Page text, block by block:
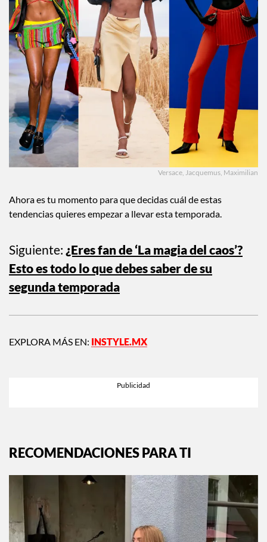
Versace, Jacquemus, Maximilian
Ahora es tu momento para que decidas cuál de estas
tendencias quieres empezar a llevar esta temporada.
Siguiente: ¿Eres fan de ‘La magia del caos’?
Esto es todo lo que debes saber de su
segunda temporada
EXPLORA MÁS EN: INSTYLE.MX
RECOMENDACIONES PARA TI